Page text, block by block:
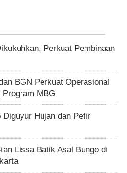
Perkuat Pembinaan
BGN Perkuat Operasional
Program MBG
Diguyur Hujan dan Petir
Lissa Batik Asal Bungo di